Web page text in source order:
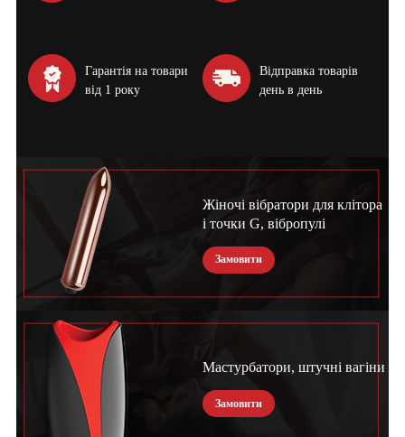
Гарантія на товари
від 1 року
Відправка товарів
день в день
Жіночі вібратори для клітора
і точки G, вібропулі
Замовити
Мастурбатори, штучні вагіни
Замовити